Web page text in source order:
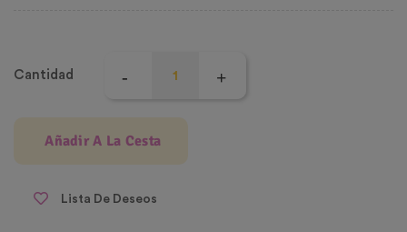
Cantidad
Añadir A La Cesta
Lista De Deseos